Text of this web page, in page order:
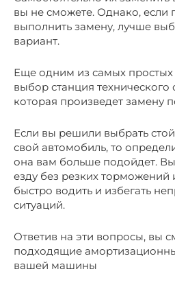
вы не сможете. Однако, если
выполнить замену, лучше
вариант.
Еще одним из самых простых
выбор станция технического
которая произведет замену
Если вы решили выбрать
свой автомобиль, то
она вам больше подойдет.
езду без резких
быстро водить и избегать
ситуаций.
Ответив на эти вопросы, вы
подходящие
вашей машины